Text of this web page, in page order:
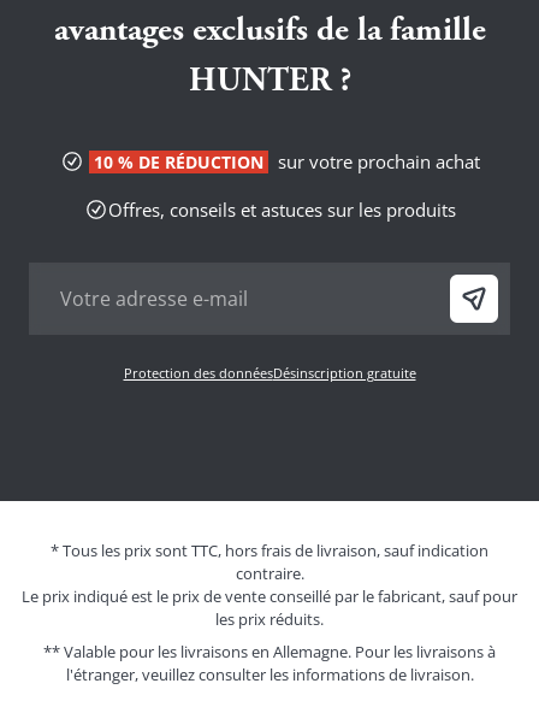
avantages exclusifs de la famille
HUNTER ?
10 % DE RÉDUCTION
sur votre prochain achat
Offres, conseils et astuces sur les produits
Protection des donnéesDésinscription gratuite
* Tous les prix sont TTC, hors frais de livraison, sauf indication
contraire.
Le prix indiqué est le prix de vente conseillé par le fabricant, sauf pour
les prix réduits.
** Valable pour les livraisons en Allemagne. Pour les livraisons à
l'étranger, veuillez consulter les informations de livraison.